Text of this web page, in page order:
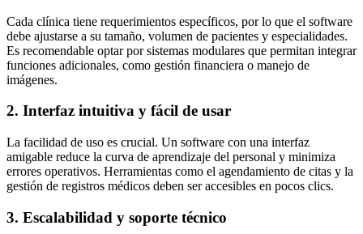
Cada clínica tiene requerimientos específicos, por lo que el software
debe ajustarse a su tamaño, volumen de pacientes y especialidades.
Es recomendable optar por sistemas modulares que permitan integrar
funciones adicionales, como gestión financiera o manejo de
imágenes.
2. Interfaz intuitiva y fácil de usar
La facilidad de uso es crucial. Un software con una interfaz
amigable reduce la curva de aprendizaje del personal y minimiza
errores operativos. Herramientas como el agendamiento de citas y la
gestión de registros médicos deben ser accesibles en pocos clics.
3. Escalabilidad y soporte técnico